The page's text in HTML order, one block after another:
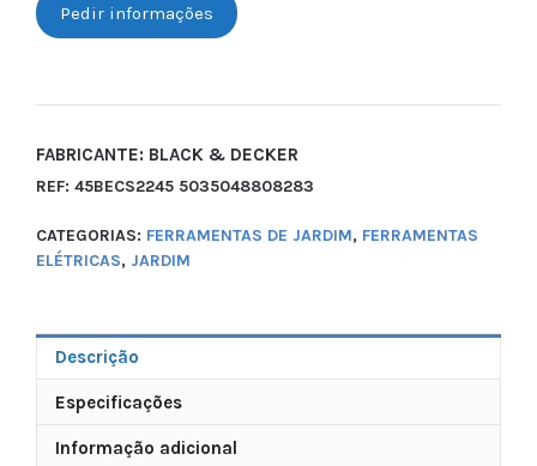
Pedir informações
FABRICANTE: BLACK & DECKER
REF: 45BECS2245 5035048808283
CATEGORIAS: FERRAMENTAS DE JARDIM, FERRAMENTAS
ELÉTRICAS, JARDIM
Descrição
Especificações
Informação adicional